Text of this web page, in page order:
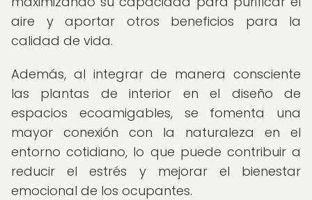
aire y aportar otros beneficios para la
calidad de vida.
Además, al integrar de manera consciente
las plantas de interior en el diseño de
espacios ecoamigables, se fomenta una
mayor conexión con la naturaleza en el
entorno cotidiano, lo que puede contribuir a
reducir el estrés y mejorar el bienestar
emocional de los ocupantes.